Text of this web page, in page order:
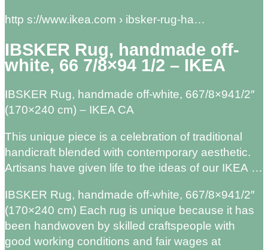
http s://www.ikea.com › ibsker-rug-ha…
IBSKER Rug, handmade off-
white, 66 7/8×94 1/2 – IKEA
IBSKER Rug, handmade off-white, 667/8×941/2″
(170×240 cm) – IKEA CA
This unique piece is a celebration of traditional
handicraft blended with contemporary aesthetic.
Artisans have given life to the ideas of our IKEA …
IBSKER Rug, handmade off-white, 667/8×941/2″
(170×240 cm) Each rug is unique because it has
been handwoven by skilled craftspeople with
good working conditions and fair wages at